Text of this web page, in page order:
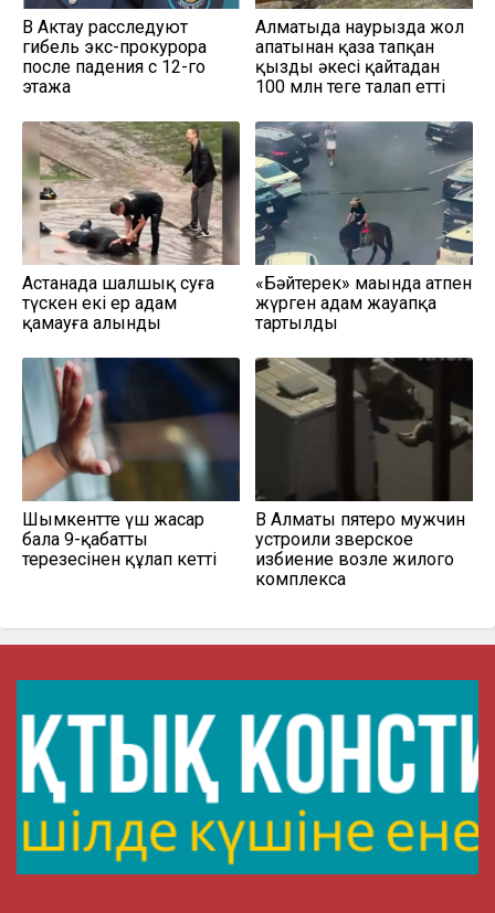
В Актау расследуют
гибель экс-прокурора
после падения с 12-го
этажа
Алматыда наурызда жол
апатынан қаза тапқан
қыздың әкесі қайтадан
100 млн теңге талап етті
Астанада шалшық суға
түскен екі ер адам
қамауға алынды
«Бәйтерек» маңында атпен
жүрген адам жауапқа
тартылды
Шымкентте үш жасар
бала 9-қабаттың
терезесінен құлап кетті
В Алматы пятеро мужчин
устроили зверское
избиение возле жилого
комплекса